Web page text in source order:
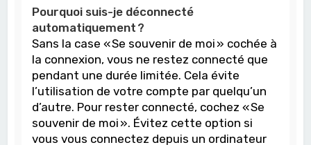
Pourquoi suis-je déconnecté
automatiquement ?
Sans la case « Se souvenir de moi » cochée à
la connexion, vous ne restez connecté que
pendant une durée limitée. Cela évite
l’utilisation de votre compte par quelqu’un
d’autre. Pour rester connecté, cochez « Se
souvenir de moi ». Évitez cette option si
vous vous connectez depuis un ordinateur